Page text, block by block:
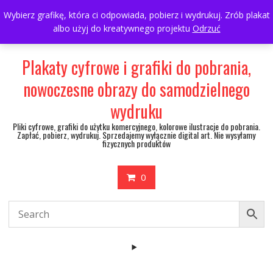
Wybierz grafikę, która ci odpowiada, pobierz i wydrukuj. Zrób plakat
albo użyj do kreatywnego projektu Odrzuć
to
697063361
walulik@gmail.com
My Account
Plakaty cyfrowe i grafiki do pobrania,
nowoczesne obrazy do samodzielnego
wydruku
Pliki cyfrowe, grafiki do użytku komercyjnego, kolorowe ilustracje do pobrania.
Zapłać, pobierz, wydrukuj. Sprzedajemy wyłącznie digital art. Nie wysyłamy
fizycznych produktów
0